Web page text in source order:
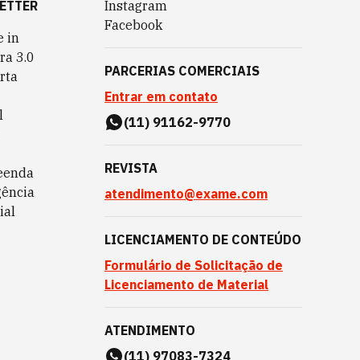
in
3.0
Instagram
Facebook
PARCERIAS COMERCIAIS
Entrar em contato
(11) 91162-9770
REVISTA
atendimento@exame.com
LICENCIAMENTO DE CONTEÚDO
Formulário de Solicitação de
Licenciamento de Material
ATENDIMENTO
(11) 97083-7324